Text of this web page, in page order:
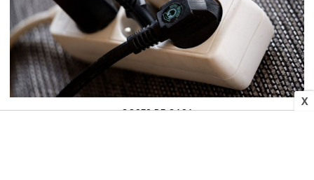
X
COSES DE CASA